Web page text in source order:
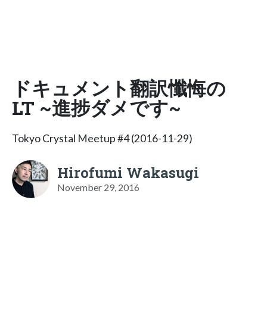
ドキュメント翻訳懺悔の
LT ~進捗ダメです~
Tokyo Crystal Meetup #4 (2016-11-29)
Hirofumi Wakasugi
November 29, 2016